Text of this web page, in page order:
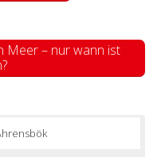
Meer – nur wann ist